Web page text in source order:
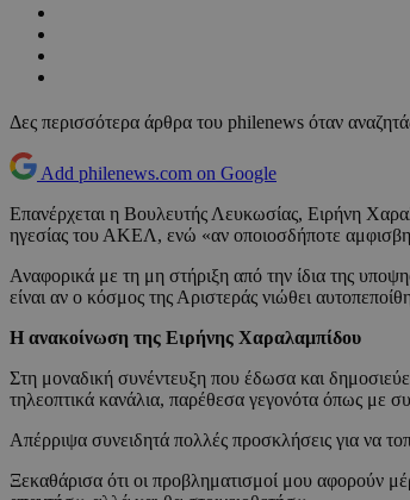
Δες περισσότερα άρθρα του philenews όταν
Add philenews.com on Google
Επανέρχεται η Βουλευτής Λευκωσίας, Ειρήνη
ηγεσίας του ΑΚΕΛ, ενώ «αν οποιοσδήποτε
Αναφορικά με τη μη στήριξη από την ίδια της
είναι αν ο κόσμος της Αριστεράς νιώθει
Η ανακοίνωση της Ειρήνης Χαραλαμπίδου
Στη μοναδική συνέντευξη που έδωσα και
τηλεοπτικά κανάλια, παρέθεσα γεγονότα όπως με
Απέρριψα συνειδητά πολλές προσκλήσεις για να
Ξεκαθάρισα ότι οι προβληματισμοί μου αφορούν